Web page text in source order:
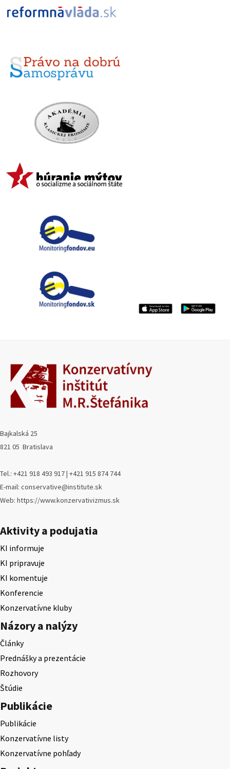
Bajkalská 25
821 05 Bratislava
Tel.: +421 918 493 917 | +421 915 874 744
E-mail: conservative@institute.sk
Web: https://www.konzervativizmus.sk
Aktivity a podujatia
KI informuje
KI pripravuje
KI komentuje
Konferencie
Konzervatívne kluby
Názory a nalýzy
Články
Prednášky a prezentácie
Rozhovory
Štúdie
Publikácie
Publikácie
Konzervatívne listy
Konzervatívne pohľady